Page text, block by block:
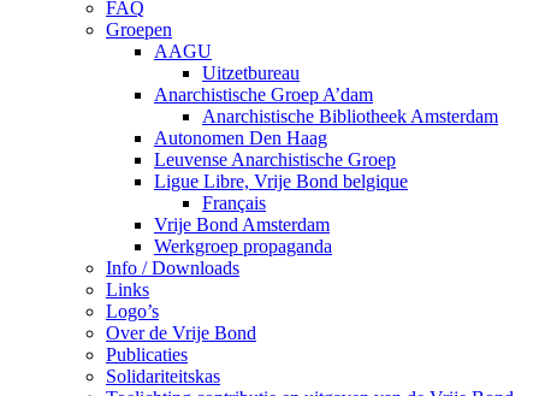
FAQ
Groepen
AAGU
Uitzetbureau
Anarchistische Groep A’dam
Anarchistische Bibliotheek Amsterdam
Autonomen Den Haag
Leuvense Anarchistische Groep
Ligue Libre, Vrije Bond belgique
Français
Vrije Bond Amsterdam
Werkgroep propaganda
Info / Downloads
Links
Logo’s
Over de Vrije Bond
Publicaties
Solidariteitskas